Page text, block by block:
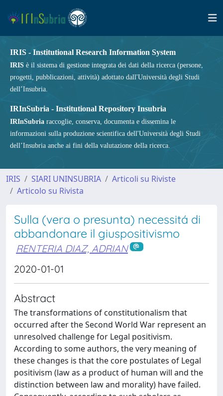
IRIS - Institutional Research Information System
IRIS è il sistema di gestione integrata dei dati della ricerca (persone,
progetti, pubblicazioni, attività) adottato dall'Università degli Studi
dell’Insubria.
IRInSubria - Institutional Repository Insubria
IRInSubria raccoglie, conserva, documenta e dissemina le
informazioni sulla produzione scientifica dell'Università degli Studi
dell’Insubria anche ai fini della valutazione della ricerca.
IRIS SIARI UNINSUBRIA
Articoli su Riviste
Articolo su Rivista
Sulla (vera o presunta) necessitá di
abbandonare il giuspositivismo
RENTERIA DIAZ, ADRIAN
2020-01-01
Abstract
The transformations of constitutionalism that
occurred after the Second World War represent an
unresolved challenge for Legal positivism.
According to some authors, the very meaning of
these changes is that the core postulates of Legal
positivism (law as a product of human will and the
distinction between law and morality) have failed.